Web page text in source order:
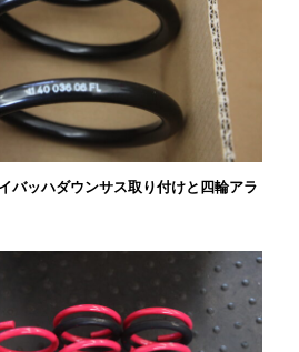
バッハダウンサス取り付けと四輪アラ